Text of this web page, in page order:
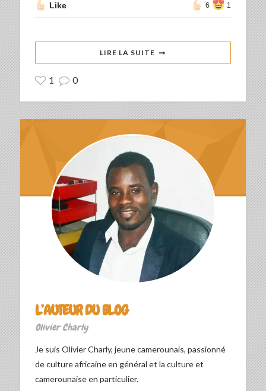
Like 6 1
LIRE LA SUITE
1 0
L’AUTEUR DU BLOG
Olivier Charly
Je suis Olivier Charly, jeune camerounais, passionné
de culture africaine en général et la culture et
camerounaise en particulier.